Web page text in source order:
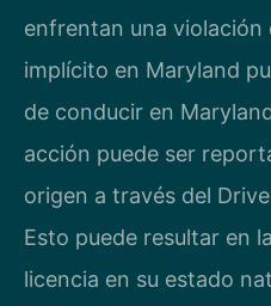
enfrentan una
implícito en Maryland
de conducir en
acción puede ser
origen a través del
Esto puede resultar en
licencia en su estado